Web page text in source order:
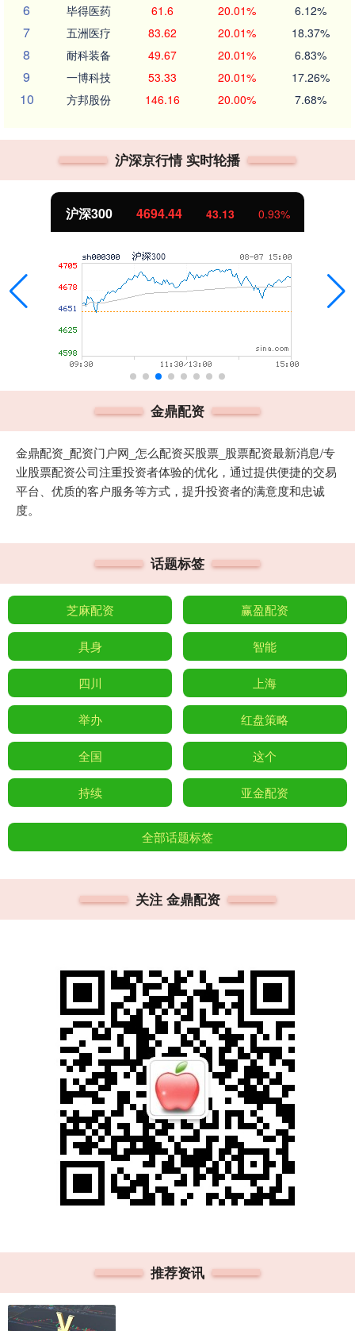
6 毕得医药 61.6 20.01% 6.12%
7 五洲医疗 83.62 20.01% 18.37%
8 耐科装备 49.67 20.01% 6.83%
9 一博科技 53.33 20.01% 17.26%
10 方邦股份 146.16 20.00% 7.68%
沪深京行情 实时轮播
沪深300 4694.44 43.13 0.93%
金鼎配资
金鼎配资_配资门户网_怎么配资买股票_股票配资最新消息/专
业股票配资公司注重投资者体验的优化，通过提供便捷的交易
平台、优质的客户服务等方式，提升投资者的满意度和忠诚
度。
话题标签
芝麻配资 赢盈配资
具身 智能
四川 上海
举办 红盘策略
全国 这个
持续 亚金配资
全部话题标签
关注 金鼎配资
推荐资讯